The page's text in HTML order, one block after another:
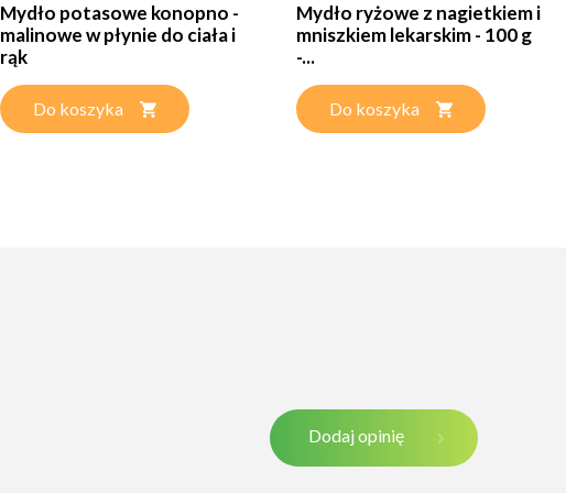
Mydło potasowe konopno -
malinowe w płynie do ciała i
rąk
Do koszyka
Mydło ryżowe z nagietkiem i
mniszkiem lekarskim - 100 g
-...
Do koszyka
Dodaj opinię